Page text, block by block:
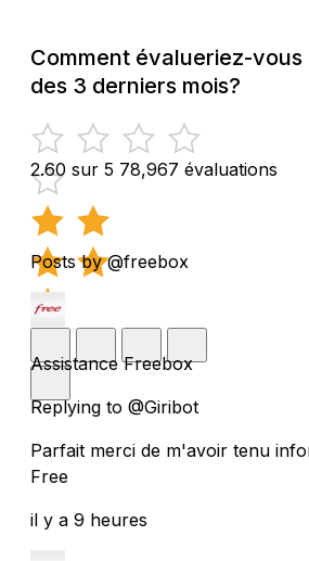
Comment évalueriez-vous
des 3 derniers mois?
2.60 sur 5 78,967 évaluations
Posts by @freebox
Assistance Freebox
Replying to @Giribot
Parfait merci de m'avoir tenu
Free
il y a 9 heures